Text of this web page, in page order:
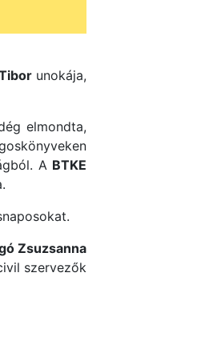
unokája,
elmondta,
A BTKE
Zsuzsanna
szervezők